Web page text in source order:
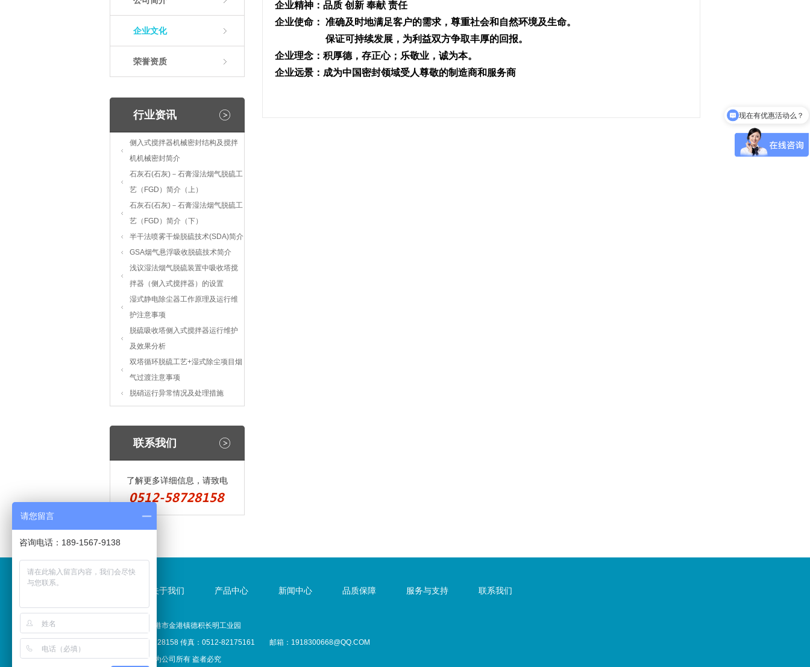
企业文化
荣誉资质
行业资讯
侧入式搅拌器机械密封结构及搅拌
机机械密封简介
石灰石(石灰)－石膏湿法烟气脱硫工
艺（FGD）简介（上）
石灰石(石灰)－石膏湿法烟气脱硫工
艺（FGD）简介（下）
半干法喷雾干燥脱硫技术(SDA)简介
GSA烟气悬浮吸收脱硫技术简介
浅议湿法烟气脱硫装置中吸收塔搅
拌器（侧入式搅拌器）的设置
湿式静电除尘器工作原理及运行维
护注意事项
脱硫吸收塔侧入式搅拌器运行维护
及效果分析
双塔循环脱硫工艺+湿式除尘项目烟
气过渡注意事项
脱硝运行异常情况及处理措施
联系我们
了解更多详细信息，请致电
企业精神：品质 创新 奉献 责任
企业使命： 准确及时地满足客户的需求，尊重社会和自然环境及生命。
保证可持续发展，为利益双方争取丰厚的回报。
企业理念：积厚德，存正心；乐敬业，诚为本。
企业远景：成为中国密封领域受人尊敬的制造商和服务商
关于我们 产品中心 新闻中心 品质保障 服务与支持 联系我们
地址：江苏张家港市金港镇德积长明工业园
电话：0512-58728158 传真：0512-82175161 邮箱：1918300668@QQ.COM
网站所有图片均为公司所有 盗者必究
可以介绍下你们的产品么？
请您留言
咨询电话：189-1567-9138